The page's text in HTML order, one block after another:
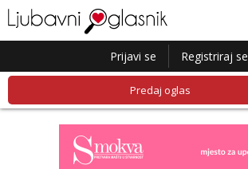
Prijavi se Registriraj se
Predaj oglas